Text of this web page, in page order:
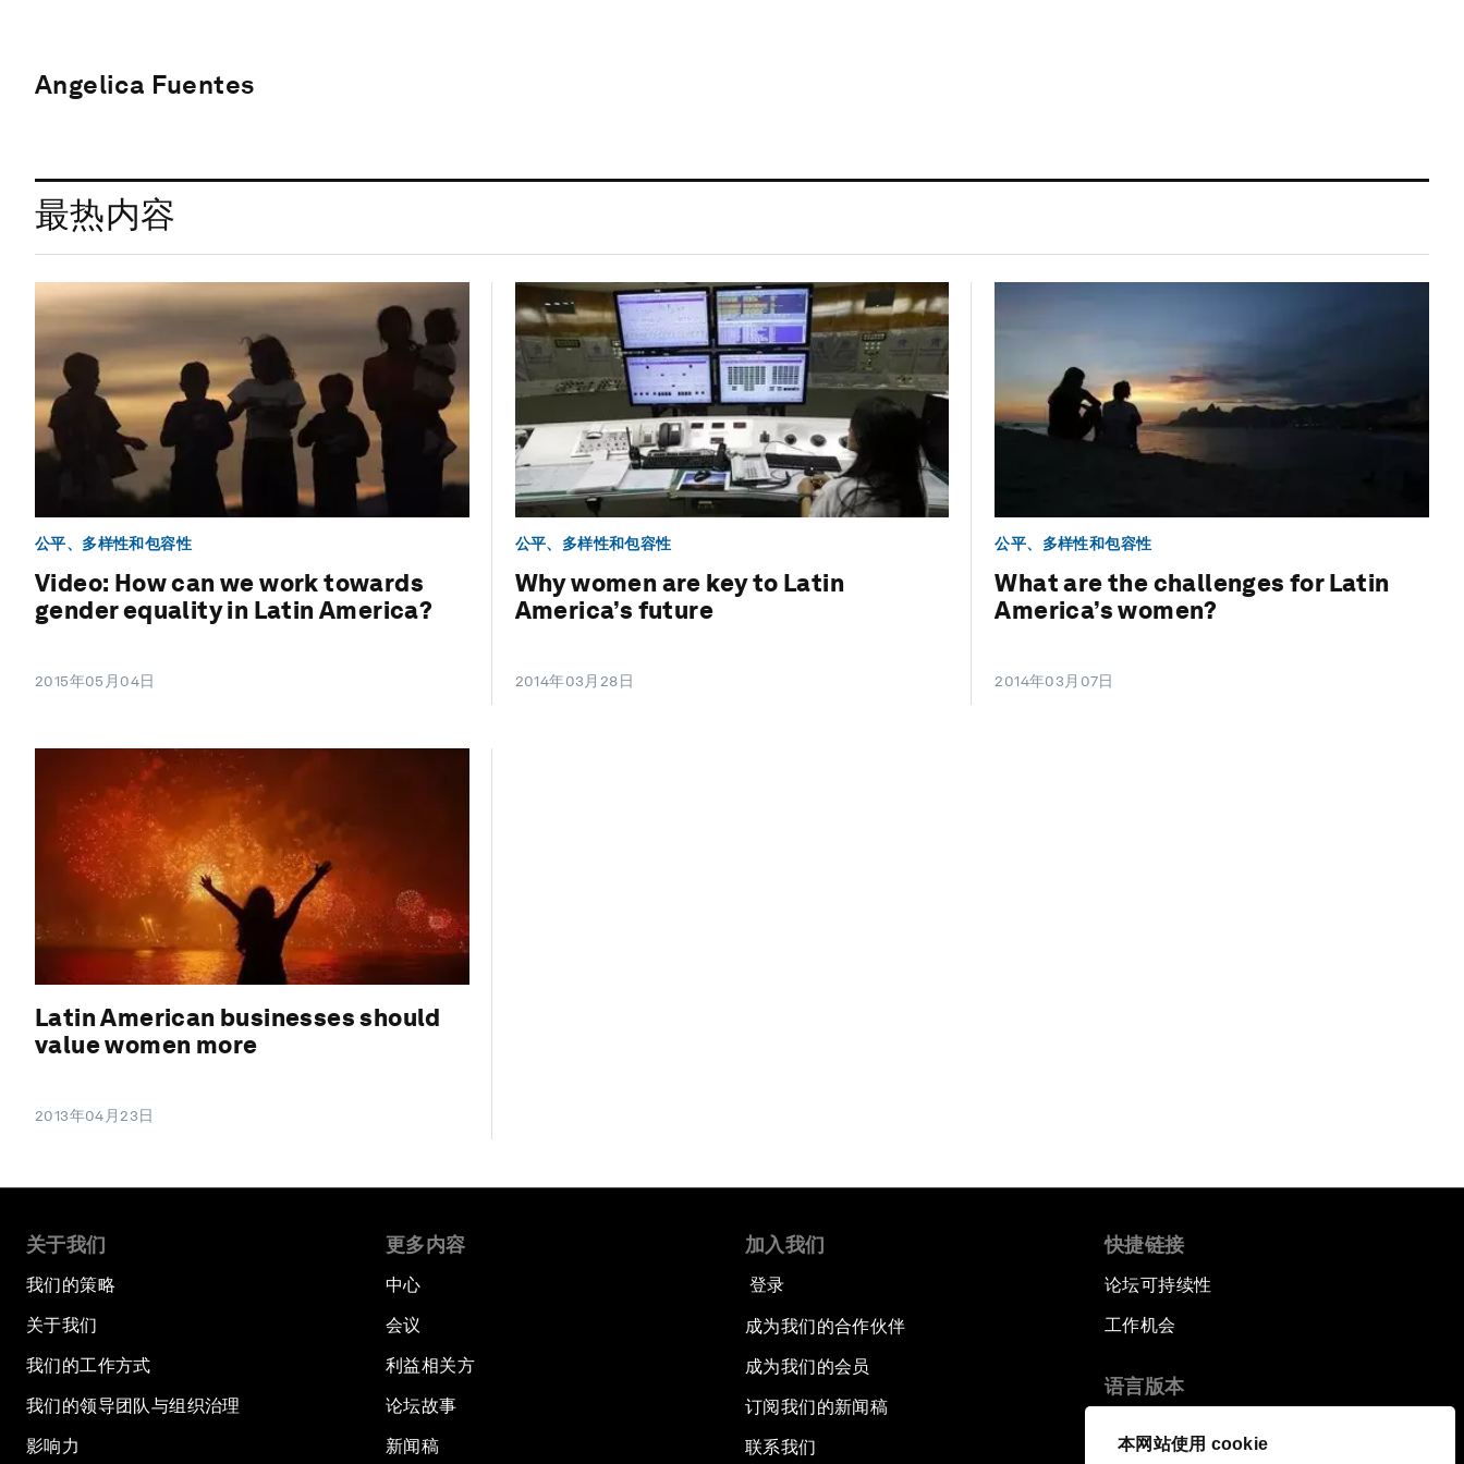
本网站使用 cookie
Angelica Fuentes
最热内容
公平、多样性和包容性
Video: How can we work towards
gender equality in Latin America?
2015年05月04日
公平、多样性和包容性
Why women are key to Latin
America’s future
2014年03月28日
公平、多样性和包容性
What are the challenges for Latin
America’s women?
2014年03月07日
Latin American businesses should
value women more
2013年04月23日
关于我们
我们的策略
关于我们
我们的工作方式
我们的领导团队与组织治理
影响力
更多内容
中心
会议
利益相关方
论坛故事
新闻稿
加入我们
登录
成为我们的合作伙伴
成为我们的会员
订阅我们的新闻稿
联系我们
快捷链接
论坛可持续性
工作机会
语言版本